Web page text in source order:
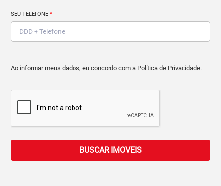
SEU TELEFONE*
Ao informar meus dados, eu concordo com a Política de Privacidade.
BUSCAR IMOVEIS